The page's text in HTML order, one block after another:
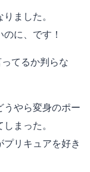
ました。
に、です！
てるか判らな
うやら変身のポー
まった。
リキュアを好き